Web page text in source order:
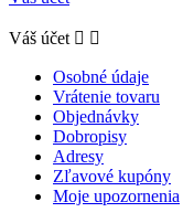
Váš účet  
Osobné údaje
Vrátenie tovaru
Objednávky
Dobropisy
Adresy
Zľavové kupóny
Moje upozornenia